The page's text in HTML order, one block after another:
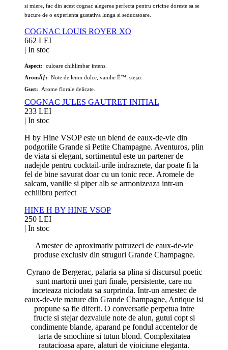
si miere, fac din acest cognac alegerea perfecta pentru oricine doreste sa se
bucure de o experienta gustativa lunga si seducatoare.
COGNAC LOUIS ROYER XO
662 LEI
| In stoc
Aspect: culoare chihlimbar intens.
AromÄƒ: Note de lemn dulce, vanilie È™i stejar.
Gust: Arome florale delicate.
COGNAC JULES GAUTRET INITIAL
233 LEI
| In stoc
H by Hine VSOP este un blend de eaux-de-vie din
podgoriile Grande si Petite Champagne. Aventuros, plin
de viata si elegant, sortimentul este un partener de
nadejde pentru cocktail-urile indraznete, dar poate fi la
fel de bine savurat doar cu un tonic rece. Aromele de
salcam, vanilie si piper alb se armonizeaza intr-un
echilibru perfect
HINE H BY HINE VSOP
250 LEI
| In stoc
Amestec de aproximativ patruzeci de eaux-de-vie
produse exclusiv din struguri Grande Champagne.
Cyrano de Bergerac, palaria sa plina si discursul poetic
sunt martorii unei guri finale, persistente, care nu
inceteaza niciodata sa surprinda. Intr-un amestec de
eaux-de-vie mature din Grande Champagne, Antique isi
propune sa fie diferit. O conversatie perpetua intre
fructe si stejar dezvaluie note de alun, gutui copt si
condimente blande, aparand pe fondul accentelor de
tarta de smochine si tutun blond. Complexitatea
rautacioasa apare, alaturi de vioiciune eleganta.